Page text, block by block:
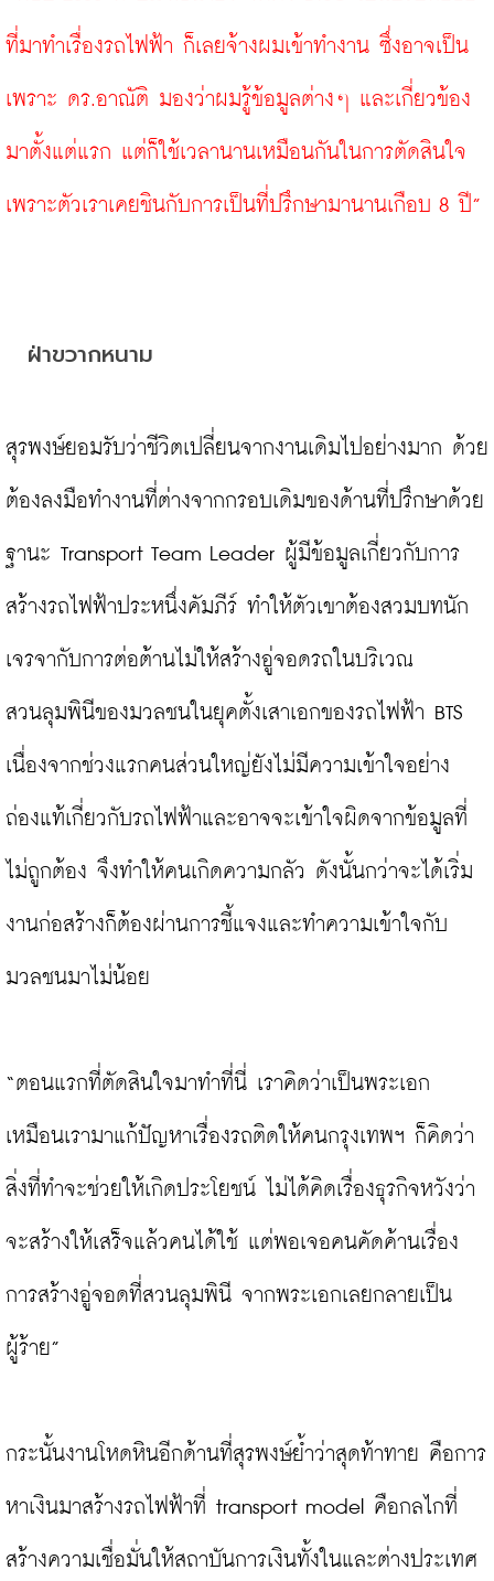
ที่มาทำเรื่องรถไฟฟ้า ก็เลยจ้างผมเข้าทำงาน ซึ่งอาจเป็น
เพราะ ดร.อาณัติ มองว่าผมรู้ข้อมูลต่างๆ และเกี่ยวข้อง
มาตั้งแต่แรก แต่ก็ใช้เวลานานเหมือนกันในการตัดสินใจ
เพราะตัวเราเคยชินกับการเป็นที่ปรึกษามานานเกือบ 8 ปี”
ฝ่าขวากหนาม
สุรพงษ์ยอมรับว่าชีวิตเปลี่ยนจากงานเดิมไปอย่างมาก ด้วย
ต้องลงมือทำงานที่ต่างจากกรอบเดิมของด้านที่ปรึกษาด้วย
ฐานะ Transport Team Leader ผู้มีข้อมูลเกี่ยวกับการ
สร้างรถไฟฟ้าประหนึ่งคัมภีร์ ทำให้ตัวเขาต้องสวมบทนัก
เจรจากับการต่อต้านไม่ให้สร้างอู่จอดรถในบริเวณ
สวนลุมพินีของมวลชนในยุคตั้งเสาเอกของรถไฟฟ้า BTS
เนื่องจากช่วงแรกคนส่วนใหญ่ยังไม่มีความเข้าใจอย่าง
ถ่องแท้เกี่ยวกับรถไฟฟ้าและอาจจะเข้าใจผิดจากข้อมูลที่
ไม่ถูกต้อง จึงทำให้คนเกิดความกลัว ดังนั้นกว่าจะได้เริ่ม
งานก่อสร้างก็ต้องผ่านการชี้แจงและทำความเข้าใจกับ
มวลชนมาไม่น้อย
“ตอนแรกที่ตัดสินใจมาทำที่นี่ เราคิดว่าเป็นพระเอก
เหมือนเรามาแก้ปัญหาเรื่องรถติดให้คนกรุงเทพฯ ก็คิดว่า
สิ่งที่ทำจะช่วยให้เกิดประโยชน์ ไม่ได้คิดเรื่องธุรกิจหวังว่า
จะสร้างให้เสร็จแล้วคนได้ใช้ แต่พอเจอคนคัดค้านเรื่อง
การสร้างอู่จอดที่สวนลุมพินี จากพระเอกเลยกลายเป็น
ผู้ร้าย”
กระนั้นงานโหดหินอีกด้านที่สุรพงษ์ย้ำว่าสุดท้าทาย คือการ
หาเงินมาสร้างรถไฟฟ้าที่ transport model คือกลไกที่
สร้างความเชื่อมั่นให้สถาบันการเงินทั้งในและต่างประเทศ